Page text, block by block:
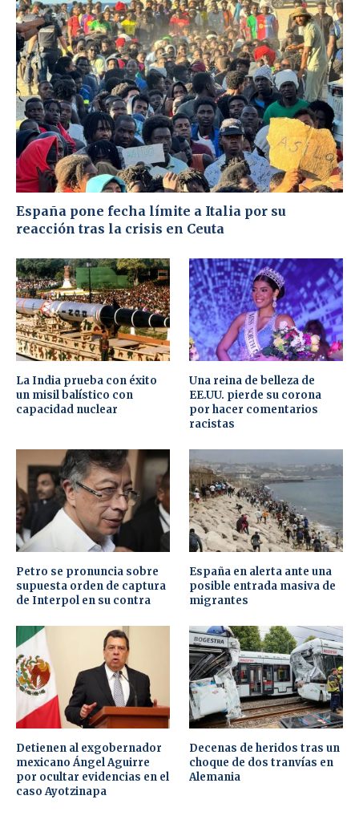
España pone fecha límite a Italia por su
reacción tras la crisis en Ceuta
La India prueba con éxito
un misil balístico con
capacidad nuclear
Una reina de belleza de
EE.UU. pierde su corona
por hacer comentarios
racistas
Petro se pronuncia sobre
supuesta orden de captura
de Interpol en su contra
España en alerta ante una
posible entrada masiva de
migrantes
Detienen al exgobernador
mexicano Ángel Aguirre
por ocultar evidencias en el
caso Ayotzinapa
Decenas de heridos tras un
choque de dos tranvías en
Alemania